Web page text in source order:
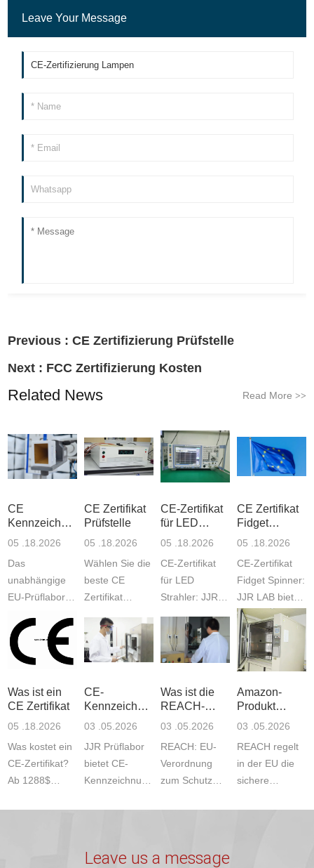
Leave Your Message
Previous :CE Zertifizierung Prüfstelle
Next : FCC Zertifizierung Kosten
Related News Read More >>
CE
Kennzeichnung
RoHS
05 .18.2026
Das
unabhängige
EU-Prüflabor
RoHS-Tests für
die CE-
Kennzeichnung.
sich üb...
CE Zertifikat
Prüfstelle
05 .18.2026
Wählen Sie die
beste CE
Zertifikat
JJR Amazon
Compliance
Labor bietet
CE-Zertifikat
für LED
Strahler
05 .18.2026
CE-Zertifikat
für LED
Strahler: JJR
Tests und klare
Kosten.
Geprüft
Standards (E...
CE Zertifikat
Fidget
Spinner
05 .18.2026
CE-Zertifikat
Fidget Spinner:
JJR LAB bietet
EU-Tests inkl.
Kosten.
Prüfstandards
(wie EN 71)
Was ist ein
CE Zertifikat​
05 .18.2026
Was kostet ein
CE-Zertifikat?
Ab 1288$
Labor
CE-
Kennzeichnungs
dienstleister
03 .05.2026
JJR Prüflabor
bietet CE-
Kennzeichnung,
FDA, CB &
Elektronik,...
Was ist die
REACH-
Verordnung?
03 .05.2026
REACH: EU-
Verordnung
zum Schutz
und Umwelt
und
Amazon-
Produkt
LFGB und
03 .05.2026
REACH regelt
in der EU die
sichere
Chemikalien
Leave us a message